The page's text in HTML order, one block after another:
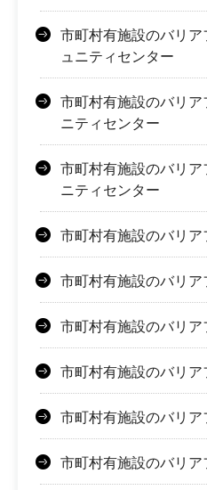
市町村有施設のバリ
ュニティセンター
市町村有施設のバリ
ニティセンター
市町村有施設のバリ
ニティセンター
市町村有施設のバリ
市町村有施設のバリ
市町村有施設のバリ
市町村有施設のバリ
市町村有施設のバリ
市町村有施設のバリ